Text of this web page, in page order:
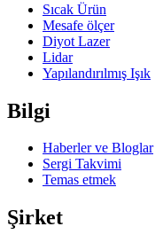
Sıcak Ürün
Mesafe ölçer
Diyot Lazer
Lidar
Yapılandırılmış Işık
Bilgi
Haberler ve Bloglar
Sergi Takvimi
Temas etmek
Şirket